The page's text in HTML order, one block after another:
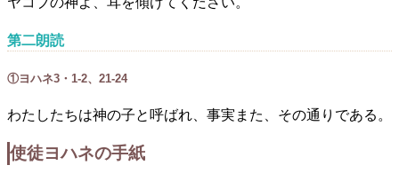
第二朗読
①ヨハネ3・1-2、21-24
わたしたちは神の子と呼ばれ、事実また、その通りである。
使徒ヨハネの手紙